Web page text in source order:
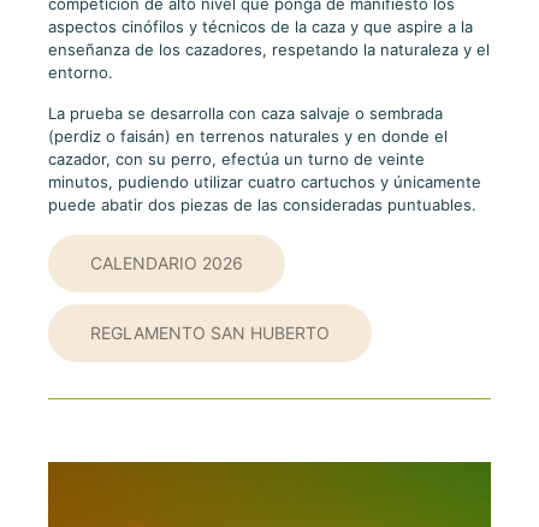
aspectos cinófilos y técnicos de la caza y que aspire a la
enseñanza de los cazadores, respetando la naturaleza y el
entorno.
La prueba se desarrolla con caza salvaje o sembrada
(perdiz o faisán) en terrenos naturales y en donde el
cazador, con su perro, efectúa un turno de veinte
minutos, pudiendo utilizar cuatro cartuchos y únicamente
puede abatir dos piezas de las consideradas puntuables.
CALENDARIO 2026
REGLAMENTO SAN HUBERTO